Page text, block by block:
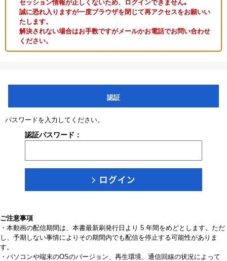
セッション情報が正しくないため、ログインできません｡
誠に恐れ入りますが一度ブラウザを閉じて再アクセスをお願いい
たします。
解決されない場合はお手数ですがメールかお電話でお問い合わせ
ください。
認証
パスワードを入力してください。
認証パスワード：
ご注意事項
・本動画の配信期間は、本書最新刷発行日より 5 年間をめどとします。ただ
し、予期しない事情によりその期間内でも配信を停止する可能性がありま
す。
・パソコンや端末のOSのバージョン、再生環境、通信回線の状況によって